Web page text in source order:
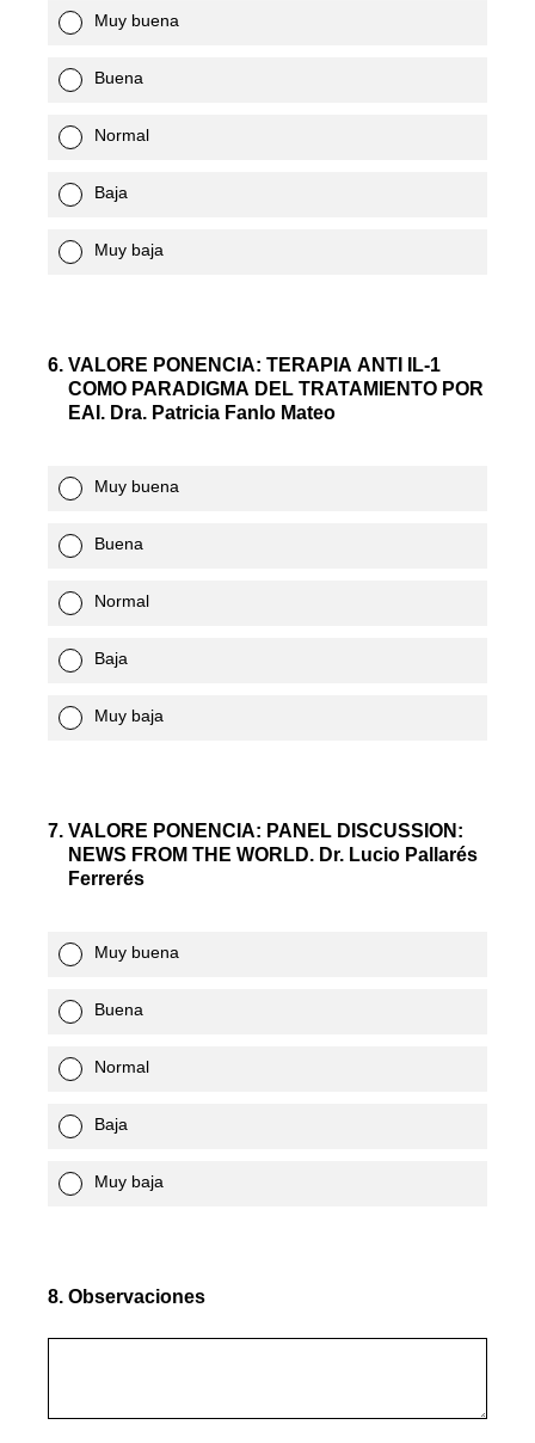
Muy buena
Buena
Normal
Baja
Muy baja
6. VALORE PONENCIA: TERAPIA ANTI IL-1
COMO PARADIGMA DEL TRATAMIENTO POR
EAI. Dra. Patricia Fanlo Mateo
Muy buena
Buena
Normal
Baja
Muy baja
7. VALORE PONENCIA: PANEL DISCUSSION:
NEWS FROM THE WORLD. Dr. Lucio Pallarés
Ferrerés
Muy buena
Buena
Normal
Baja
Muy baja
8. Observaciones